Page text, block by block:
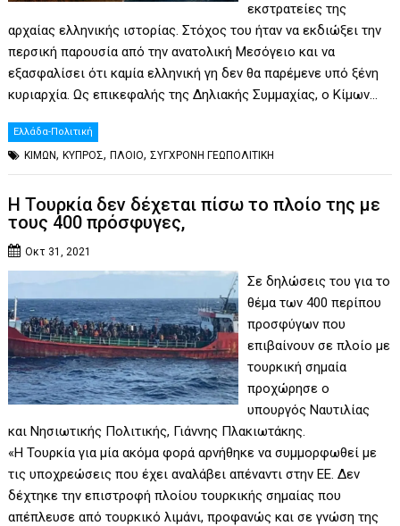
εκστρατείες της
αρχαίας ελληνικής ιστορίας. Στόχος του ήταν να εκδιώξει την
περσική παρουσία από την ανατολική Μεσόγειο και να
εξασφαλίσει ότι καμία ελληνική γη δεν θα παρέμενε υπό ξένη
κυριαρχία. Ως επικεφαλής της Δηλιακής Συμμαχίας, ο Κίμων…
Ελλάδα-Πολιτική
ΚΙΜΩΝ,ΚΥΠΡΟΣ,ΠΛΟΙΟ,ΣΥΓΧΡΟΝΗ ΓΕΩΠΟΛΙΤΙΚΗ
H Τουρκία δεν δέχεται πίσω το πλοίο της με
τους 400 πρόσφυγες,
Οκτ 31, 2021
Σε δηλώσεις του για το
θέμα των 400 περίπου
προσφύγων που
επιβαίνουν σε πλοίο με
τουρκική σημαία
προχώρησε ο
υπουργός Ναυτιλίας
και Νησιωτικής Πολιτικής, Γιάννης Πλακιωτάκης.
«H Τουρκία για μία ακόμα φορά αρνήθηκε να συμμορφωθεί με
τις υποχρεώσεις που έχει αναλάβει απέναντι στην ΕΕ. Δεν
δέχτηκε την επιστροφή πλοίου τουρκικής σημαίας που
απέπλευσε από τουρκικό λιμάνι, προφανώς και σε γνώση της